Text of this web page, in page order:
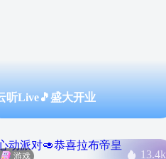
听Live🎵盛大开业
游戏 13.4k